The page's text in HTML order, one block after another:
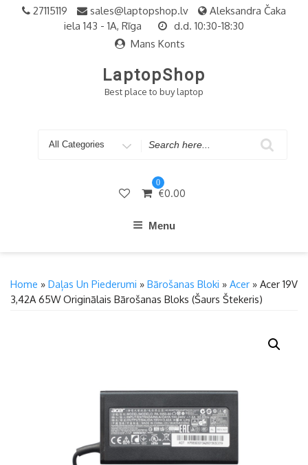
27115119 sales@laptopshop.lv
Aleksandra Čaka
iela 143 - 1A, Rīga
d.d. 10:30-18:30
Mans Konts
LaptopShop
Best place to buy laptop
Search
0
€0.00
Menu
Home » Daļas Un Piederumi » Bārošanas Bloki » Acer » Acer 19V
3,42A 65W Originālais Bārošanas Bloks (šaurs Štekeris)